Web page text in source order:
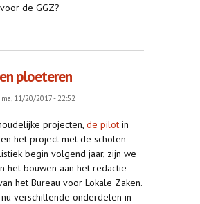
de GGZ?
Presentatiepagina van het Bureau
ploeteren
11/20/2017 - 22:52
projecten, de pilot in
het project met de scholen
begin volgend jaar, zijn we
het bouwen aan het redactie
het Bureau voor Lokale Zaken.
verschillende onderdelen in